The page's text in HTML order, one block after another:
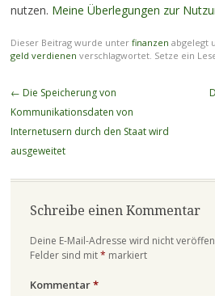
nutzen. Meine Überlegungen zur
Dieser Beitrag wurde unter finanzen abgelegt
geld verdienen verschlagwortet. Setze ein
Beitragsnavigation
← Die Speicherung von
Kommunikationsdaten von
Internetusern durch den Staat wird
ausgeweitet
Schreibe einen Kommentar
Deine E-Mail-Adresse wird nicht
Felder sind mit* markiert
Kommentar*